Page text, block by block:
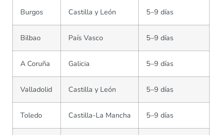
Burgos Castilla y León 5–9 días
Bilbao País Vasco 5–9 días
A Coruña Galicia 5–9 días
Valladolid Castilla y León 5–9 días
Toledo Castilla-La Mancha 5–9 días